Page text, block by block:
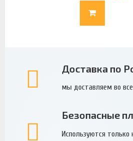
Доставка по
мы доставляем во
Безопасные
Используются